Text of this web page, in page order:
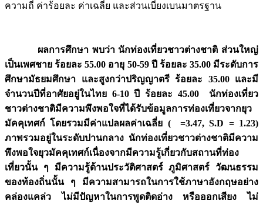
ความถี่ ค่าร้อยละ ค่าเฉลี่ย และส่วนเบี่ยงเบนมาตรฐาน
ผลการศึกษา พบว่า นักท่องเที่ยวชาวต่างชาติ ส่วนใหญ่
เป็นเพศชาย ร้อยละ 55.00 อายุ 50-59 ปี ร้อยละ 35.00 มีระดับการ
ศึกษามัธยมศึกษา และสูงกว่าปริญญาตรี ร้อยละ 35.00 และมี
จำนวนปีที่อาศัยอยู่ในไทย 6-10 ปี ร้อยละ 45.00 นักท่องเที่ยว
ชาวต่างชาติมีความพึงพอใจที่ได้รับข้อมูลการท่องเที่ยวจากยุว
มัคคุเทศก์ โดยรวมมีค่าแปลผลค่าเฉลี่ย (
=3.47, S.D = 1.23)
ภาพรวมอยู่ในระดับปานกลาง นักท่องเที่ยวชาวต่างชาติมีความ
พึงพอใจยุวมัคคุเทศก์เนื่องจากมีความรู้เกี่ยวกับสถานที่ท่อง
เที่ยวนั้น ๆ มีความรู้ด้านประวัติศาสตร์ ภูมิศาสตร์ วัฒนธรรม
ของท้องถิ่นนั้น ๆ มีความสามารถในการใช้ภาษาอังกฤษอย่าง
คล่องแคล่ว ไม่มีปัญหาในการพูดติดอ่าง หรือออกเสียง ไม่